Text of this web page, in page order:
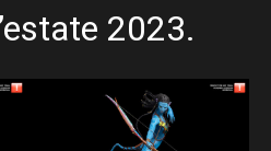
2023.